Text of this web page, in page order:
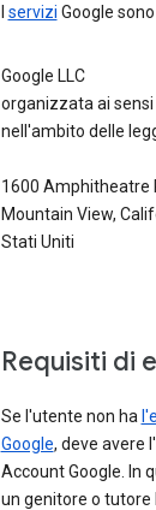
servizi Google
Google LLC
organizzata ai
nell'ambito delle
1600 Amphitheatre
Mountain View,
Stati Uniti
Requisiti di
Se l'utente non ha
Google, deve avere
Account Google. In
un genitore o tutore